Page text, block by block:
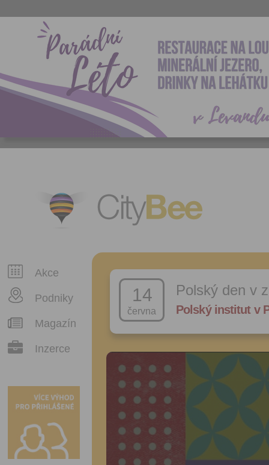
CityBee
Akce
Podniky
Magazín
Inzerce
14
června
Polský den v
Polský institut v